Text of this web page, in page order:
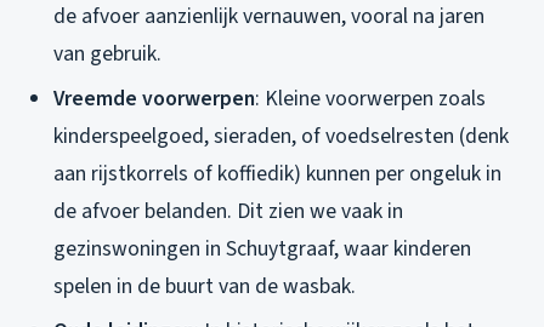
de afvoer aanzienlijk vernauwen, vooral na jaren
van gebruik.
Vreemde voorwerpen: Kleine voorwerpen zoals
kinderspeelgoed, sieraden, of voedselresten (denk
aan rijstkorrels of koffiedik) kunnen per ongeluk in
de afvoer belanden. Dit zien we vaak in
gezinswoningen in Schuytgraaf, waar kinderen
spelen in de buurt van de wasbak.